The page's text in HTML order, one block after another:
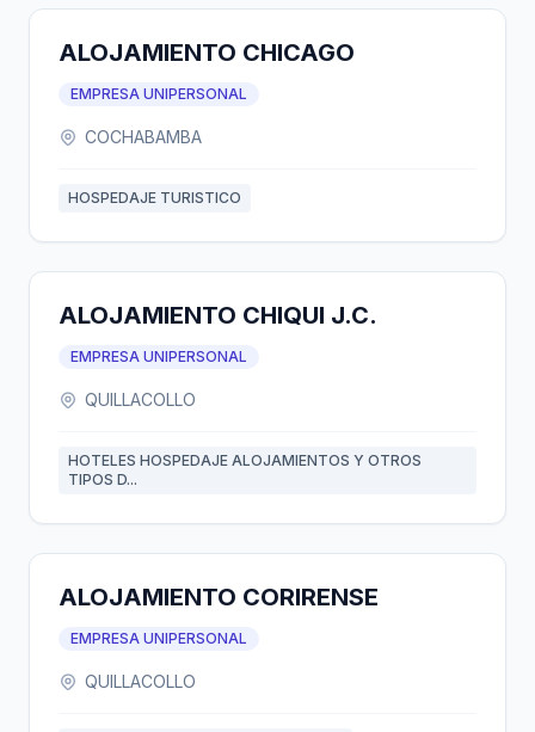
ALOJAMIENTO CHICAGO
EMPRESA UNIPERSONAL
COCHABAMBA
HOSPEDAJE TURISTICO
ALOJAMIENTO CHIQUI J.C.
EMPRESA UNIPERSONAL
QUILLACOLLO
HOTELES HOSPEDAJE ALOJAMIENTOS Y OTROS
TIPOS D...
ALOJAMIENTO CORIRENSE
EMPRESA UNIPERSONAL
QUILLACOLLO